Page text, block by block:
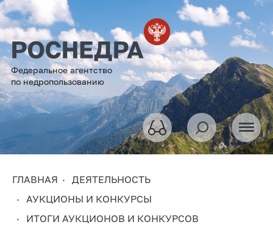
Федеральное агентство
по недропользованию
ГЛАВНАЯ
ДЕЯТЕЛЬНОСТЬ
АУКЦИОНЫ И КОНКУРСЫ
ИТОГИ АУКЦИОНОВ И КОНКУРСОВ